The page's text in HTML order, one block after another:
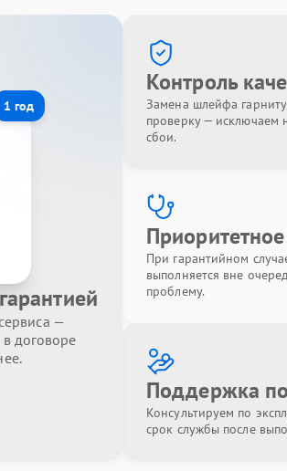
1 год
—
договоре
Контроль
Замена шлейфа
проверку — исключаем
сбои.
При гарантийном
выполняется вне
проблему.
Поддержка
Консультируем по
срок службы после